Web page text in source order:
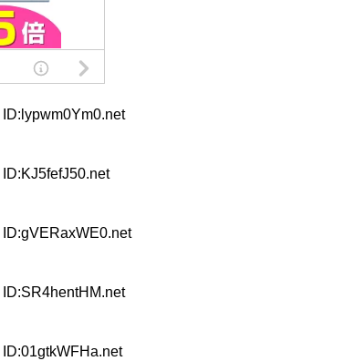
ID:lypwm0Ym0.net
ID:KJ5fefJ50.net
ID:gVERaxWE0.net
ID:SR4hentHM.net
ID:01gtkWFHa.net